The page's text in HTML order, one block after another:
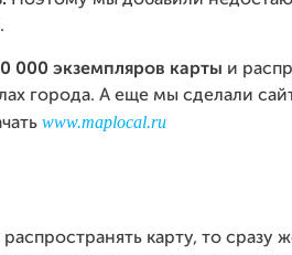
000 экземпляров карты и
города. А еще мы сделали
www.maplocal.ru
карту, то сразу